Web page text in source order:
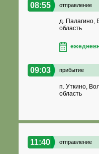
08:55 отправление
д. Палагино,
область
09:03 прибытие
п. Уткино,
область
11:40 отправление